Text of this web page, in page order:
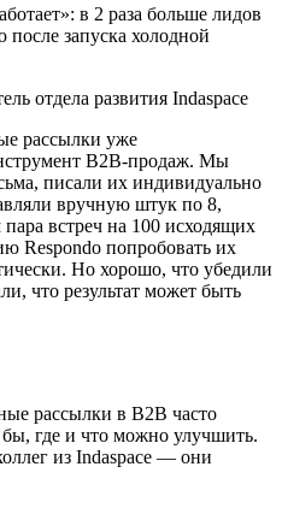
отдела развития Indaspace
рассылки уже
B2B-продаж. Мы
писали их индивидуально
вручную штук по 8,
встреч на 100 исходящих
Respondo попробовать их
Но хорошо, что убедили
что результат может быть
рассылки в B2B часто
бы, где и что можно улучшить.
из Indaspace — они